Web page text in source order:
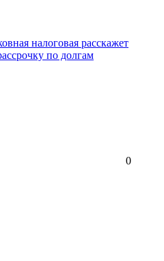
налоговая расскажет
по долгам
0